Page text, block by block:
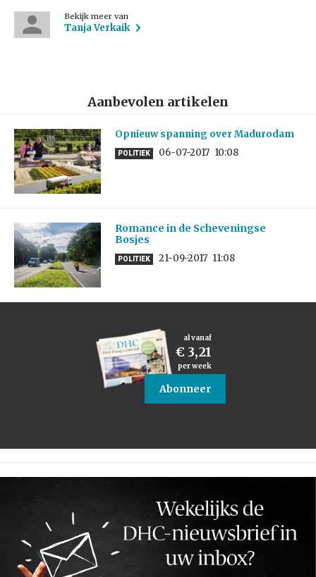
Bekijk meer van
Tanja Verkaik
Aanbevolen artikelen
Opnieuw spanning over Madurodam
POLITIEK 06-07-2017 10:08
Romance in de Scheveningse
Bosjes
POLITIEK 21-09-2017 11:08
al vanaf
€ 3,21
per week
Abonneer